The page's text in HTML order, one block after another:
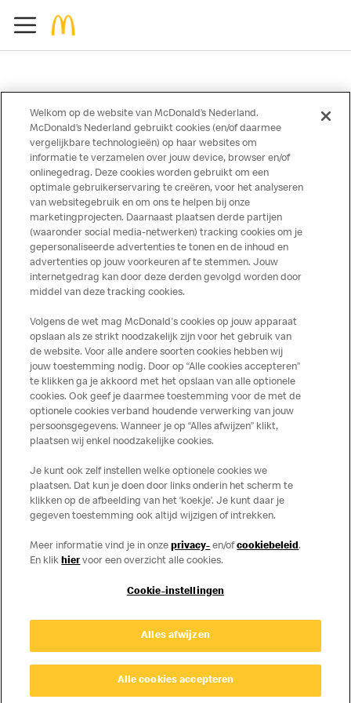
Oh oh, we kunnen deze
pagina niet vinden
Gelukkig zijn er nog 1292 McDonald’s pagina’s
die je wél kunt bezoeken!
Naar de Homepage
Over ons
Services
Contact
Privacy Cookies
Welkom op de website van McDonald’s Nederland.
McDonald’s Nederland gebruikt cookies (en/of daarmee
vergelijkbare technologieën) op haar websites om
informatie te verzamelen over jouw device, browser en/of
onlinegedrag. Deze cookies worden gebruikt om een
optimale gebruikerservaring te creëren, voor het analyseren
van websitegebruik en om ons te helpen bij onze
marketingprojecten. Daarnaast plaatsen derde partijen
(waaronder social media-netwerken) tracking cookies om je
gepersonaliseerde advertenties te tonen en de inhoud en
advertenties op jouw voorkeuren af te stemmen. Jouw
internetgedrag kan door deze derden gevolgd worden door
middel van deze tracking cookies.
Volgens de wet mag McDonald's cookies op jouw apparaat
opslaan als ze strikt noodzakelijk zijn voor het gebruik van
de website. Voor alle andere soorten cookies hebben wij
jouw toestemming nodig. Door op “Alle cookies accepteren”
te klikken ga je akkoord met het opslaan van alle optionele
cookies. Ook geef je daarmee toestemming voor de met de
optionele cookies verband houdende verwerking van jouw
persoonsgegevens. Wanneer je op “Alles afwijzen” klikt,
plaatsen wij enkel noodzakelijke cookies.
Je kunt ook zelf instellen welke optionele cookies we
plaatsen. Dat kun je doen door links onderin het scherm te
klikken op de afbeelding van het ‘koekje’. Je kunt daar je
gegeven toestemming ook altijd wijzigen of intrekken.
Meer informatie vind je in onzeprivacy- en/ofcookiebeleid.
En klikhier voor een overzicht alle cookies.
Cookie-instellingen
Alles afwijzen
Alle cookies accepteren